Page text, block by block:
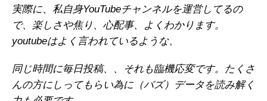
実際に、私自身YouTubeチャンネルを運営してるの
で、楽しさや焦り、心配事、よくわかります。
youtubeはよく言われているような、
同じ時間に毎日投稿、、それも臨機応変です。たくさ
んの方にしってもらい為に（バズ）データを読み解く